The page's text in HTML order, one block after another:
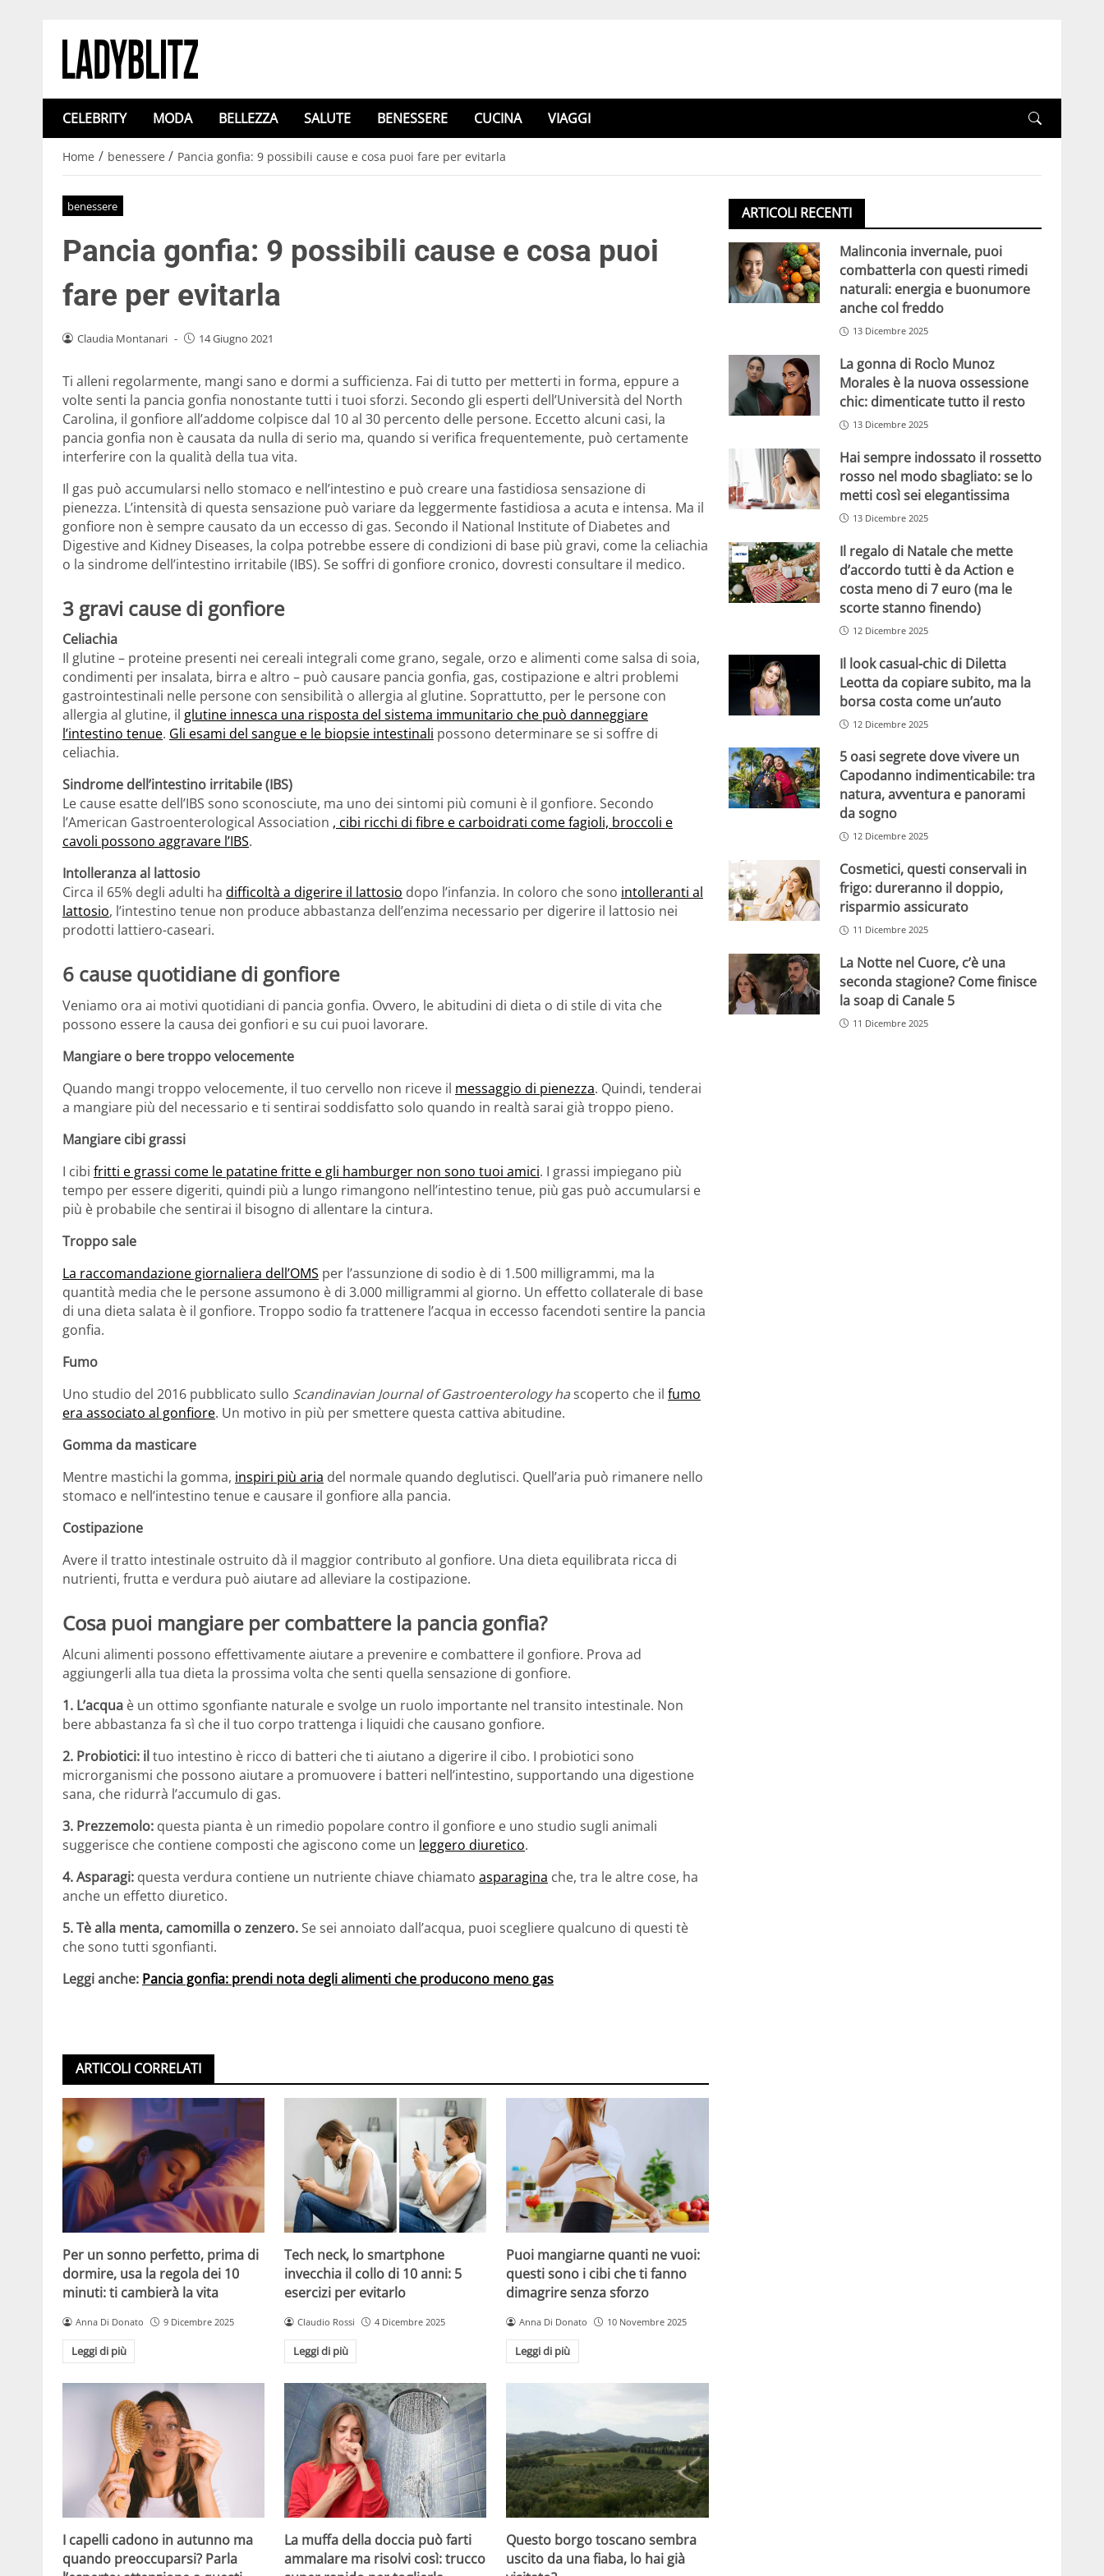
CELEBRITY MODA BELLEZZA SALUTE BENESSERE CUCINA VIAGGI
Home / benessere / Pancia gonfia: 9 possibili cause e cosa puoi fare per evitarla
benessere
Pancia gonfia: 9 possibili cause e cosa puoi
fare per evitarla
Claudia Montanari - 14 Giugno 2021
Ti alleni regolarmente, mangi sano e dormi a sufficienza. Fai di tutto per metterti in forma, eppure a
volte senti la pancia gonfia nonostante tutti i tuoi sforzi. Secondo gli esperti dell’Università del North
Carolina, il gonfiore all’addome colpisce dal 10 al 30 percento delle persone. Eccetto alcuni casi, la
pancia gonfia non è causata da nulla di serio ma, quando si verifica frequentemente, può certamente
interferire con la qualità della tua vita.
Il gas può accumularsi nello stomaco e nell’intestino e può creare una fastidiosa sensazione di
pienezza. L’intensità di questa sensazione può variare da leggermente fastidiosa a acuta e intensa. Ma il
gonfiore non è sempre causato da un eccesso di gas. Secondo il National Institute of Diabetes and
Digestive and Kidney Diseases, la colpa potrebbe essere di condizioni di base più gravi, come la celiachia
o la sindrome dell’intestino irritabile (IBS). Se soffri di gonfiore cronico, dovresti consultare il medico.
3 gravi cause di gonfiore
Celiachia
Il glutine – proteine ​​presenti nei cereali integrali come grano, segale, orzo e alimenti come salsa di soia,
condimenti per insalata, birra e altro – può causare pancia gonfia, gas, costipazione e altri problemi
gastrointestinali nelle persone con sensibilità o allergia al glutine. Soprattutto, per le persone con
allergia al glutine, il glutine innesca una risposta del sistema immunitario che può danneggiare
l’intestino tenue. Gli esami del sangue e le biopsie intestinali possono determinare se si soffre di
celiachia.
Sindrome dell’intestino irritabile (IBS)
Le cause esatte dell’IBS sono sconosciute, ma uno dei sintomi più comuni è il gonfiore. Secondo
l’American Gastroenterological Association , cibi ricchi di fibre e carboidrati come fagioli, broccoli e
cavoli possono aggravare l’IBS.
Intolleranza al lattosio
Circa il 65% degli adulti ha difficoltà a digerire il lattosio dopo l’infanzia. In coloro che sono intolleranti al
lattosio, l’intestino tenue non produce abbastanza dell’enzima necessario per digerire il lattosio nei
prodotti lattiero-caseari.
6 cause quotidiane di gonfiore
Veniamo ora ai motivi quotidiani di pancia gonfia. Ovvero, le abitudini di dieta o di stile di vita che
possono essere la causa dei gonfiori e su cui puoi lavorare.
Mangiare o bere troppo velocemente
Quando mangi troppo velocemente, il tuo cervello non riceve il messaggio di pienezza. Quindi, tenderai
a mangiare più del necessario e ti sentirai soddisfatto solo quando in realtà sarai già troppo pieno.
Mangiare cibi grassi
I cibi fritti e grassi come le patatine fritte e gli hamburger non sono tuoi amici. I grassi impiegano più
tempo per essere digeriti, quindi più a lungo rimangono nell’intestino tenue, più gas può accumularsi e
più è probabile che sentirai il bisogno di allentare la cintura.
Troppo sale
La raccomandazione giornaliera dell’OMS per l’assunzione di sodio è di 1.500 milligrammi, ma la
quantità media che le persone assumono è di 3.000 milligrammi al giorno. Un effetto collaterale di base
di una dieta salata è il gonfiore. Troppo sodio fa trattenere l’acqua in eccesso facendoti sentire la pancia
gonfia.
Fumo
Uno studio del 2016 pubblicato sullo Scandinavian Journal of Gastroenterology hascoperto che il fumo
era associato al gonfiore. Un motivo in più per smettere questa cattiva abitudine.
Gomma da masticare
Mentre mastichi la gomma, inspiri più aria del normale quando deglutisci. Quell’aria può rimanere nello
stomaco e nell’intestino tenue e causare il gonfiore alla pancia.
Costipazione
Avere il tratto intestinale ostruito dà il maggior contributo al gonfiore. Una dieta equilibrata ricca di
nutrienti, frutta e verdura può aiutare ad alleviare la costipazione.
Cosa puoi mangiare per combattere la pancia gonfia?
Alcuni alimenti possono effettivamente aiutare a prevenire e combattere il gonfiore. Prova ad
aggiungerli alla tua dieta la prossima volta che senti quella sensazione di gonfiore.
1. L’acqua è un ottimo sgonfiante naturale e svolge un ruolo importante nel transito intestinale. Non
bere abbastanza fa sì che il tuo corpo trattenga i liquidi che causano gonfiore.
2. Probiotici: iltuo intestino è ricco di batteri che ti aiutano a digerire il cibo. I probiotici sono
microrganismi che possono aiutare a promuovere i batteri nell’intestino, supportando una digestione
sana, che ridurrà l’accumulo di gas.
3. Prezzemolo: questa pianta è un rimedio popolare contro il gonfiore e uno studio sugli animali
suggerisce che contiene composti che agiscono come un leggero diuretico.
4. Asparagi: questa verdura contiene un nutriente chiave chiamato asparagina che, tra le altre cose, ha
anche un effetto diuretico.
5. Tè alla menta, camomilla o zenzero.Se sei annoiato dall’acqua, puoi scegliere qualcuno di questi tè
che sono tutti sgonfianti.
Leggi anche: Pancia gonfia: prendi nota degli alimenti che producono meno gas
ARTICOLI CORRELATI
Per un sonno perfetto, prima di
dormire, usa la regola dei 10
minuti: ti cambierà la vita
Anna Di Donato 9 Dicembre 2025
Leggi di più
Tech neck, lo smartphone
invecchia il collo di 10 anni: 5
esercizi per evitarlo
Claudio Rossi 4 Dicembre 2025
Leggi di più
Puoi mangiarne quanti ne vuoi:
questi sono i cibi che ti fanno
dimagrire senza sforzo
Anna Di Donato 10 Novembre 2025
Leggi di più
I capelli cadono in autunno ma
quando preoccuparsi? Parla
La muffa della doccia può farti
ammalare ma risolvi così: trucco
Questo borgo toscano sembra
uscito da una fiaba, lo hai già
ARTICOLI RECENTI
Malinconia invernale, puoi
combatterla con questi rimedi
naturali: energia e buonumore
anche col freddo
13 Dicembre 2025
La gonna di Rocìo Munoz
Morales è la nuova ossessione
chic: dimenticate tutto il resto
13 Dicembre 2025
Hai sempre indossato il rossetto
rosso nel modo sbagliato: se lo
metti così sei elegantissima
13 Dicembre 2025
Il regalo di Natale che mette
d’accordo tutti è da Action e
costa meno di 7 euro (ma le
scorte stanno finendo)
12 Dicembre 2025
Il look casual-chic di Diletta
Leotta da copiare subito, ma la
borsa costa come un’auto
12 Dicembre 2025
5 oasi segrete dove vivere un
Capodanno indimenticabile: tra
natura, avventura e panorami
da sogno
12 Dicembre 2025
Cosmetici, questi conservali in
frigo: dureranno il doppio,
risparmio assicurato
11 Dicembre 2025
La Notte nel Cuore, c’è una
seconda stagione? Come finisce
la soap di Canale 5
11 Dicembre 2025